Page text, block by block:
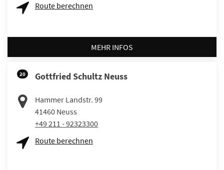
Route berechnen
MEHR INFOS
20 Gottfried Schultz Neuss
Hammer Landstr. 99
41460 Neuss
+49 211 - 92323300
Route berechnen